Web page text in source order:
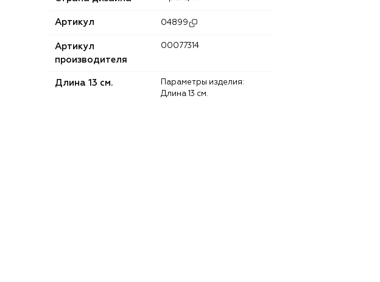
Артикул 04899
Артикул
производителя
00077314
Длина 13 см.
Длина 13 см.